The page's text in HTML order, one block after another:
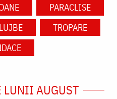
PARACLISE
TROPARE
LUNII AUGUST